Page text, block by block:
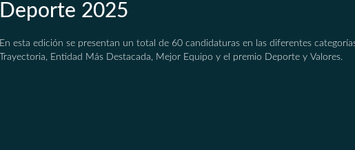
Deporte 2025
En esta edición se presentan un total de 60 candidaturas en las diferentes
Trayectoria, Entidad Más Destacada, Mejor Equipo y el premio Deporte y Valores.